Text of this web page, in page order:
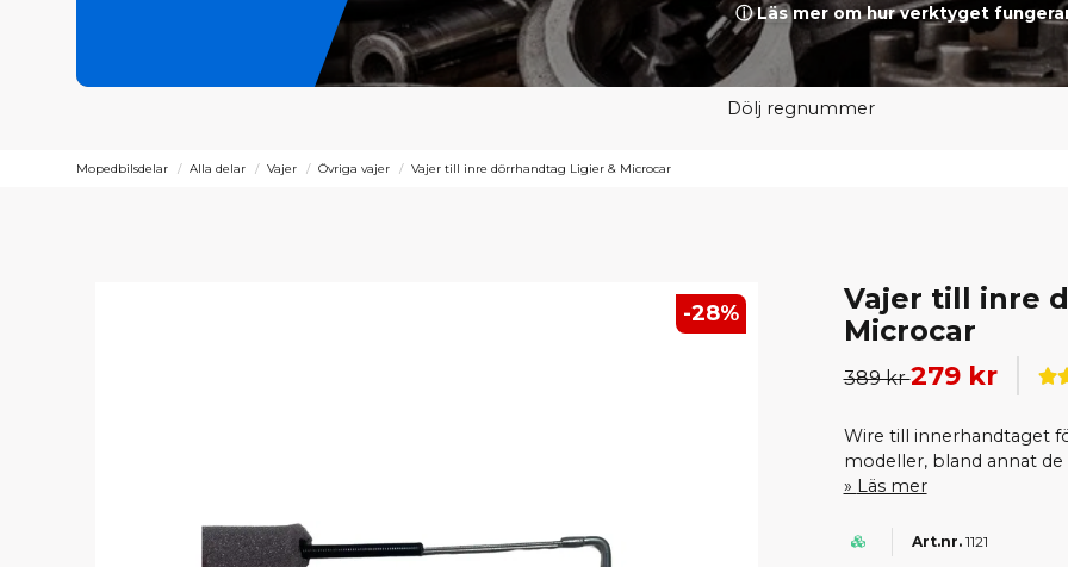
ⓘ Läs mer om hur verktyget
Dölj regnummer
Mopedbilsdelar Alla delar Vajer Övriga vajer Vajer till inre dörrhandtag Ligier & Microcar
-28%
Vajer till inre
Microcar
389 kr279 kr
Wire till innerhandtaget
modeller, bland annat de
Läs mer
1121